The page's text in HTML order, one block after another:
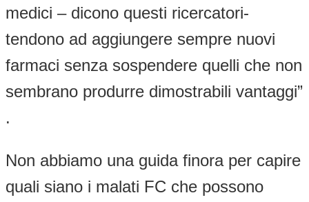
medici – dicono questi ricercatori-
tendono ad aggiungere sempre nuovi
farmaci senza sospendere quelli che non
sembrano produrre dimostrabili vantaggi”
.
Non abbiamo una guida finora per capire
quali siano i malati FC che possono